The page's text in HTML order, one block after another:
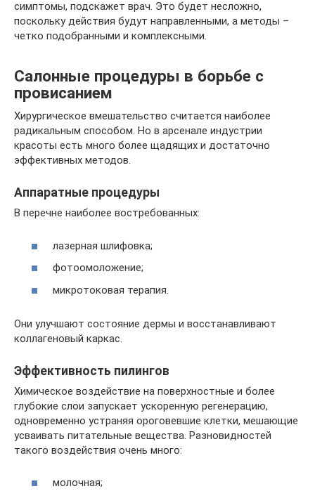
симптомы, подскажет врач. Это будет несложно,
поскольку действия будут направленными, а методы –
четко подобранными и комплексными.
Салонные процедуры в борьбе с
провисанием
Хирургическое вмешательство считается наиболее
радикальным способом. Но в арсенале индустрии
красоты есть много более щадящих и достаточно
эффективных методов.
Аппаратные процедуры
В перечне наиболее востребованных:
лазерная шлифовка;
фотоомоложение;
микротоковая терапия.
Они улучшают состояние дермы и восстанавливают
коллагеновый каркас.
Эффективность пилингов
Химическое воздействие на поверхностные и более
глубокие слои запускает ускоренную регенерацию,
одновременно устраняя ороговевшие клетки, мешающие
усваивать питательные вещества. Разновидностей
такого воздействия очень много:
молочная;